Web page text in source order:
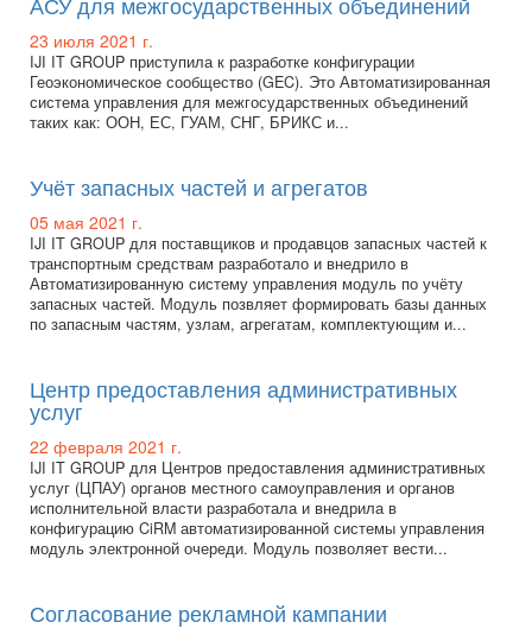
23 июля 2021 г.
IJI IT GROUP приступила к разработке конфигурации
Геоэкономическое сообщество (GEC). Это Автоматизированная
система управления для межгосударственных объединений
таких как: ООН, ЕС, ГУАМ, СНГ, БРИКС и...
Учёт запасных частей и агрегатов
05 мая 2021 г.
IJI IT GROUP для поставщиков и продавцов запасных частей к
транспортным средствам разработало и внедрило в
Автоматизированную систему управления модуль по учёту
запасных частей. Модуль позвляет формировать базы данных
по запасным частям, узлам, агрегатам, комплектующим и...
Центр предоставления административных
услуг
22 февраля 2021 г.
IJI IT GROUP для Центров предоставления административных
услуг (ЦПАУ) органов местного самоуправления и органов
исполнительной власти разработала и внедрила в
конфигурацию CiRM автоматизированной системы управления
модуль электронной очереди. Модуль позволяет вести...
Согласование рекламной кампании